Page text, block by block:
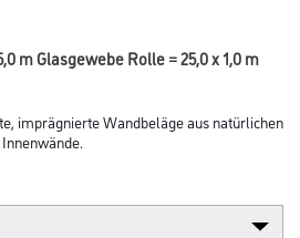
m Glasgewebe Rolle = 25,0 x 1,0 m
imprägnierte Wandbeläge aus natürlichen